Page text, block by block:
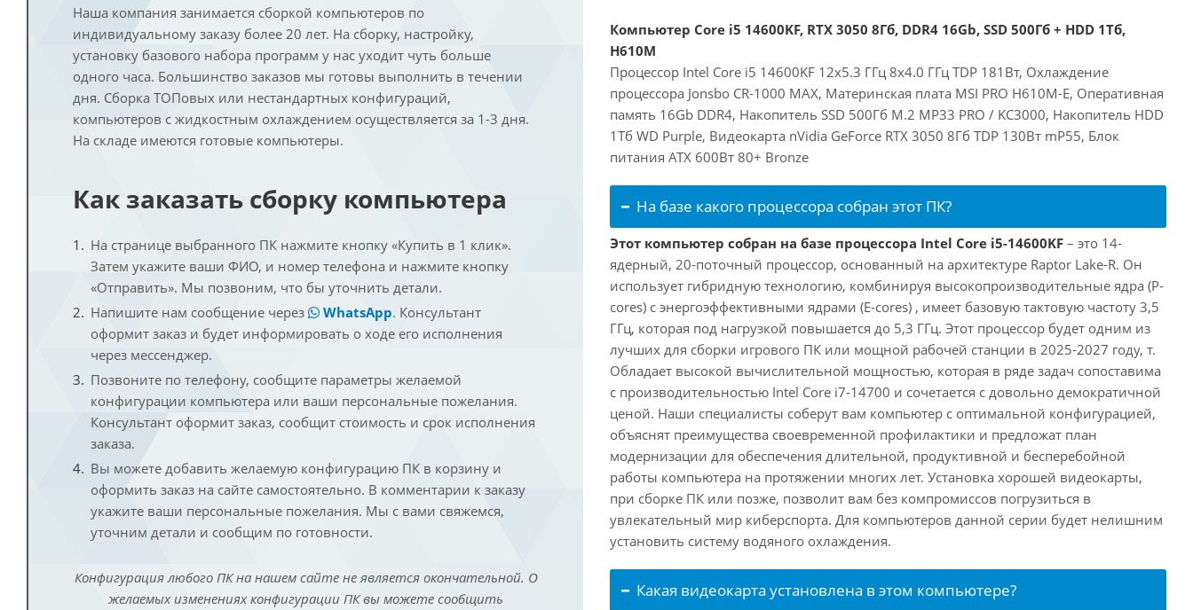
Наша компания занимается сборкой компьютеров по
индивидуальному заказу более 20 лет. На сборку, настройку,
установку базового набора программ у нас уходит чуть больше
одного часа. Большинство заказов мы готовы выполнить в течении
дня. Сборка ТОПовых или нестандартных конфигураций,
компьютеров с жидкостным охлаждением осуществляется за 1-3 дня.
На складе имеются готовые компьютеры.
Как заказать сборку компьютера
На странице выбранного ПК нажмите кнопку «Купить в 1 клик».
Затем укажите ваши ФИО, и номер телефона и нажмите кнопку
«Отправить». Мы позвоним, что бы уточнить детали.
Напишите нам сообщение через
WhatsApp. Консультант
оформит заказ и будет информировать о ходе его исполнения
через мессенджер.
Позвоните по телефону, сообщите параметры желаемой
конфигурации компьютера или ваши персональные пожелания.
Консультант оформит заказ, сообщит стоимость и срок исполнения
заказа.
Вы можете добавить желаемую конфигурацию ПК в корзину и
оформить заказ на сайте самостоятельно. В комментарии к заказу
укажите ваши персональные пожелания. Мы с вами свяжемся,
уточним детали и сообщим по готовности.
Конфигурация любого ПК на нашем сайте не является окончательной. О
желаемых изменениях конфигурации ПК вы можете сообщить
Компьютер Core i5 14600KF, RTX 3050 8Гб, DDR4 16Gb, SSD 500Гб + HDD 1Тб,
H610M
Процессор Intel Core i5 14600KF 12x5.3 ГГц 8x4.0 ГГц TDP 181Вт, Охлаждение
процессора Jonsbo CR-1000 MAX, Материнская плата MSI PRO H610M-E, Оперативная
память 16Gb DDR4, Накопитель SSD 500Гб M.2 MP33 PRO / KC3000, Накопитель HDD
1Тб WD Purple, Видеокарта nVidia GeForce RTX 3050 8Гб TDP 130Вт mP55, Блок
питания ATX 600Вт 80+ Bronze
На базе какого процессора собран этот ПК?
Этот компьютер собран на базе процессора Intel Core i5-14600KF – это 14-
ядерный, 20-поточный процессор, основанный на архитектуре Raptor Lake-R. Он
использует гибридную технологию, комбинируя высокопроизводительные ядра (P-
cores) с энергоэффективными ядрами (E-cores) , имеет базовую тактовую частоту 3,5
ГГц, которая под нагрузкой повышается до 5,3 ГГц. Этот процессор будет одним из
лучших для сборки игрового ПК или мощной рабочей станции в 2025-2027 году, т.
Обладает высокой вычислительной мощностью, которая в ряде задач сопоставима
с производительностью Intel Core i7-14700 и сочетается с довольно демократичной
ценой. Наши специалисты соберут вам компьютер с оптимальной конфигурацией,
объяснят преимущества своевременной профилактики и предложат план
модернизации для обеспечения длительной, продуктивной и бесперебойной
работы компьютера на протяжении многих лет. Установка хорошей видеокарты,
при сборке ПК или позже, позволит вам без компромиссов погрузиться в
увлекательный мир киберспорта. Для компьютеров данной серии будет нелишним
установить систему водяного охлаждения.
Какая видеокарта установлена в этом компьютере?